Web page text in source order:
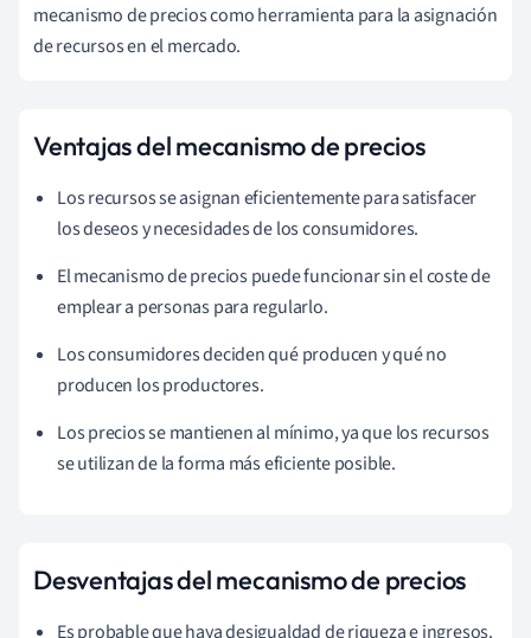
mecanismo de precios como herramienta para la asignación
de recursos en el mercado.
Ventajas del mecanismo de precios
Los recursos se asignan eficientemente para satisfacer
los deseos y necesidades de los consumidores.
El mecanismo de precios puede funcionar sin el coste de
emplear a personas para regularlo.
Los consumidores deciden qué producen y qué no
producen los productores.
Los precios se mantienen al mínimo, ya que los recursos
se utilizan de la forma más eficiente posible.
Desventajas del mecanismo de precios
Es probable que haya desigualdad de riqueza e ingresos.